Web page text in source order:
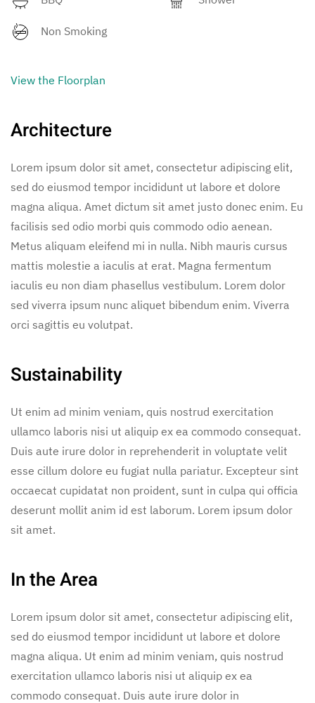
Non Smoking
View the Floorplan
Architecture
Lorem ipsum dolor sit amet, consectetur adipiscing elit,
sed do eiusmod tempor incididunt ut labore et dolore
magna aliqua. Amet dictum sit amet justo donec enim. Eu
facilisis sed odio morbi quis commodo odio aenean.
Metus aliquam eleifend mi in nulla. Nibh mauris cursus
mattis molestie a iaculis at erat. Magna fermentum
iaculis eu non diam phasellus vestibulum. Lorem dolor
sed viverra ipsum nunc aliquet bibendum enim. Viverra
orci sagittis eu volutpat.
Sustainability
Ut enim ad minim veniam, quis nostrud exercitation
ullamco laboris nisi ut aliquip ex ea commodo consequat.
Duis aute irure dolor in reprehenderit in voluptate velit
esse cillum dolore eu fugiat nulla pariatur. Excepteur sint
occaecat cupidatat non proident, sunt in culpa qui officia
deserunt mollit anim id est laborum. Lorem ipsum dolor
sit amet.
In the Area
Lorem ipsum dolor sit amet, consectetur adipiscing elit,
sed do eiusmod tempor incididunt ut labore et dolore
magna aliqua. Ut enim ad minim veniam, quis nostrud
exercitation ullamco laboris nisi ut aliquip ex ea
commodo consequat. Duis aute irure dolor in